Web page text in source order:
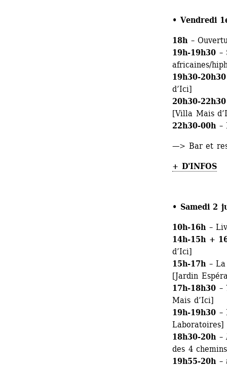
• Vendredi
18h –
19h-19h30 –
africaines/
19h30-20h30
d’Ici]
20h30-22h30
[Villa Mais
22h30-00h–
—> Bar et
+ D'INFOS
• Samedi 2
10h-16h–
14h-15h +
d’Ici]
15h-17h –
[Jardin
17h-18h30 –
Mais d’Ici]
19h-19h30 –
Laboratoires]
18h30-20h–
des 4
19h55-20h –